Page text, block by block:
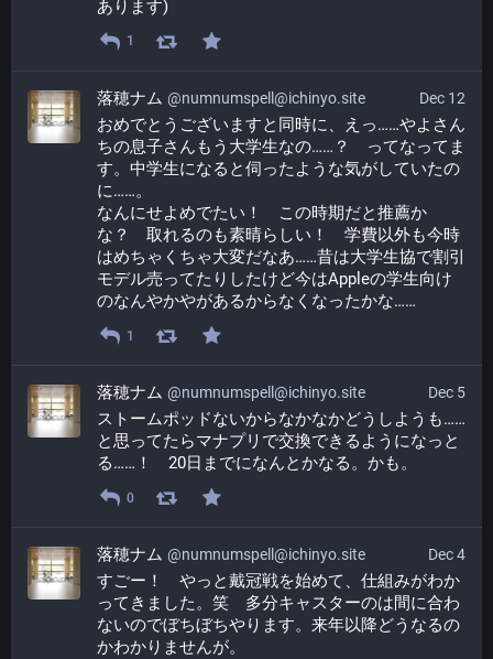
あります)
1
Dec 12
落穂ナム @numnumspell@ichinyo.site
おめでとうございますと同時に、えっ……やよさん
ちの息子さんもう大学生なの……？　ってなってま
す。中学生になると伺ったような気がしていたの
に……。
なんにせよめでたい！　この時期だと推薦か
な？　取れるのも素晴らしい！　学費以外も今時
はめちゃくちゃ大変だなあ……昔は大学生協で割引
モデル売ってたりしたけど今はAppleの学生向け
のなんやかやがあるからなくなったかな……
1
Dec 5
落穂ナム @numnumspell@ichinyo.site
ストームポッドないからなかなかどうしようも……
と思ってたらマナプリで交換できるようになっと
る……！　20日までになんとかなる。かも。
0
Dec 4
落穂ナム @numnumspell@ichinyo.site
すごー！　やっと戴冠戦を始めて、仕組みがわか
ってきました。笑　多分キャスターのは間に合わ
ないのでぼちぼちやります。来年以降どうなるの
かわかりませんが。